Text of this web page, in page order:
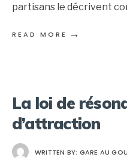
partisans le décrivent
READ MORE →
La loi de
d’attraction
WRITTEN BY: GARE AU